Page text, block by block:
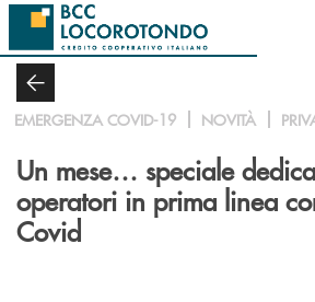
Salta al contenuto principale
EMERGENZA COVID-19 NOVITÀ
Un mese… speciale
operatori in prima linea
Covid